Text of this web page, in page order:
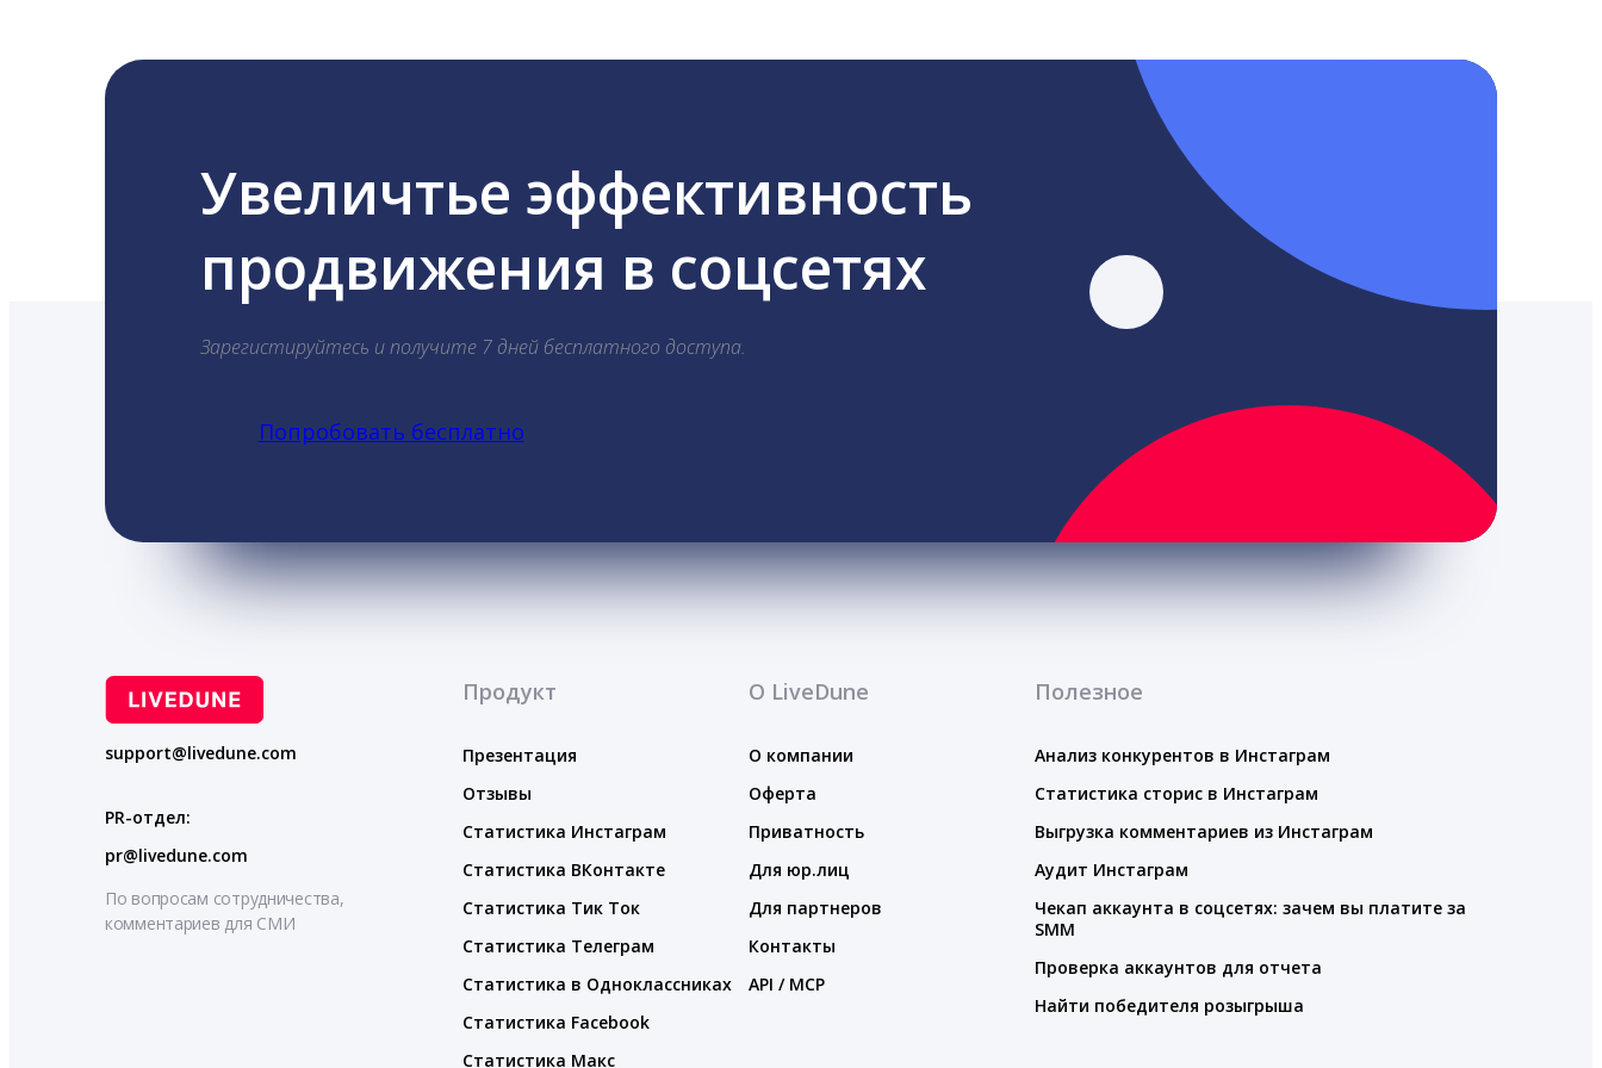
Увеличтье эффективность
продвижения в соцсетях
Зарегистируйтесь и получите 7 дней бесплатного доступа.
Попробовать бесплатно
support@livedune.com
PR-отдел:
pr@livedune.com
По вопросам сотрудничества,
комментариев для СМИ
Продукт
Презентация
Отзывы
Статистика Инстаграм
Статистика ВКонтакте
Статистика Тик Ток
Статистика Телеграм
Статистика в Одноклассниках
Статистика Facebook
Статистика Макс
О LiveDune
О компании
Оферта
Приватность
Для юр.лиц
Для партнеров
Контакты
API / MCP
Полезное
Анализ конкурентов в Инстаграм
Статистика сторис в Инстаграм
Выгрузка комментариев из Инстаграм
Аудит Инстаграм
Чекап аккаунта в соцсетях: зачем вы платите за
SMM
Проверка аккаунтов для отчета
Найти победителя розыгрыша